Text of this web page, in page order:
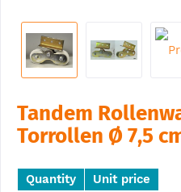
Tandem
Torrollen Ø 7,5
Quantity
Unit price